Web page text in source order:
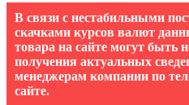
В связи с нестабильными
скачками курсов валют
товара на сайте могут быть
получения актуальных
менеджерам компании по
сайте.